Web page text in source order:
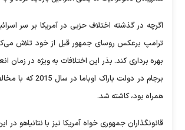
اگرچه در گذشته اختلاف حزبی در آمریکا بر سر
ترامپ برعکس روسای جمهور قبل از خود تلاش
بهره برداری کند. بذر این اختلافات به ویژه در زمان
برجام در دولت باراک
همراه بود، کاشته شد.
قانونگذاران جمهوری خواه آمریکا نیز با نتانیاهو در